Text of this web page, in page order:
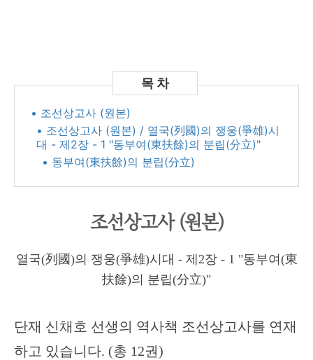
• 조선상고사 (원본)
• 조선상고사 (원본) / 열국(列國)의 쟁웅(爭雄)시
대 - 제2장 - 1 "동부여(東扶餘)의 분립(分立)"
• 동부여(東扶餘)의 분립(分立)
조선상고사 (원본)
열국(列國)의 쟁웅(爭雄)시대 - 제2장 - 1 "동부여(東
扶餘)의 분립(分立)"
단재 신채호 선생의 역사책 조선상고사를 연재
하고 있습니다. (총 12권)